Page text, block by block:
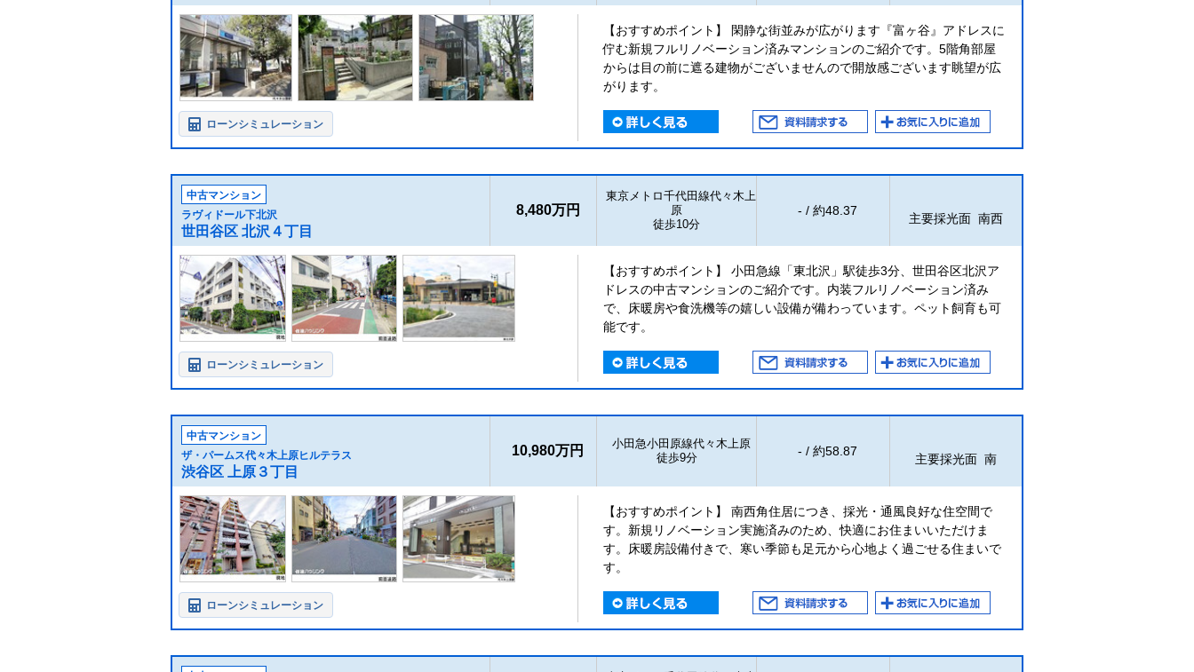
【おすすめポイント】 閑静な街並みが広がります『富ヶ谷』アドレスに
佇む新規フルリノベーション済みマンションのご紹介です。5階角部屋
からは目の前に遮る建物がございませんので開放感ございます眺望が広
がります。
ローンシミュレーション
中古マンション
ラヴィドール下北沢
世田谷区 北沢４丁目
8,480万円
東京メトロ千代田線代々木上
原
徒歩10分
- / 約48.37
主要採光面 南西
【おすすめポイント】 小田急線「東北沢」駅徒歩3分、世田谷区北沢ア
ドレスの中古マンションのご紹介です。内装フルリノベーション済み
で、床暖房や食洗機等の嬉しい設備が備わっています。ペット飼育も可
能です。
ローンシミュレーション
中古マンション
ザ・パームス代々木上原ヒルテラス
渋谷区 上原３丁目
10,980万円
小田急小田原線代々木上原
徒歩9分
- / 約58.87
主要採光面 南
【おすすめポイント】 南西角住居につき、採光・通風良好な住空間で
す。新規リノベーション実施済みのため、快適にお住まいいただけま
す。床暖房設備付きで、寒い季節も足元から心地よく過ごせる住まいで
す。
ローンシミュレーション